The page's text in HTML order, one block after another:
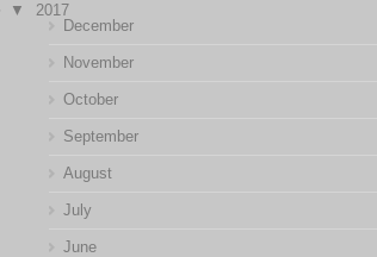
2017
December
November
October
September
August
July
June